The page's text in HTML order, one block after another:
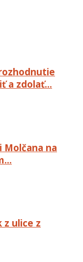
a zdolať…
Molčana na
z ulice z